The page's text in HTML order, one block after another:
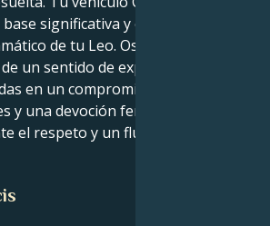
significativa y estable para el
de tu Leo. Os inclináis por las
un sentido de expansión y
en un compromiso mutuo con
y una devoción feroz. Tu vitalidad
el respeto y un flujo constante de